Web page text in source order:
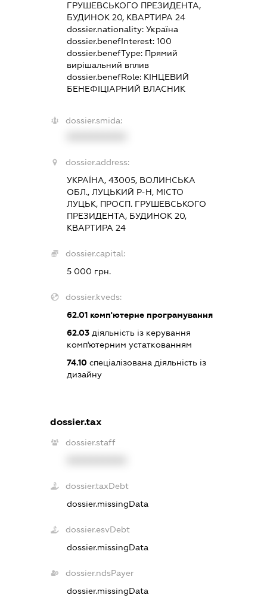
ГРУШЕВСЬКОГО ПРЕЗИДЕНТА,
БУДИНОК 20, КВАРТИРА 24
dossier.nationality:Україна
dossier.benefInterest:100
dossier.benefType: Прямий
вирішальний вплив
dossier.benefRole: КІНЦЕВИЙ
БЕНЕФІЦІАРНИЙ ВЛАСНИК
dossier.smida:
dossier.address:
УКРАЇНА, 43005, ВОЛИНСЬКА
ОБЛ., ЛУЦЬКИЙ Р-Н, МІСТО
ЛУЦЬК, ПРОСП. ГРУШЕВСЬКОГО
ПРЕЗИДЕНТА, БУДИНОК 20,
КВАРТИРА 24
dossier.capital:
5 000 грн.
dossier.kveds:
62.01 комп'ютерне програмування
62.03 діяльність із керування
комп'ютерним устаткованням
74.10 спеціалізована діяльність із
дизайну
dossier.tax
dossier.staff
dossier.taxDebt
dossier.missingData
dossier.esvDebt
dossier.missingData
dossier.ndsPayer
dossier.missingData